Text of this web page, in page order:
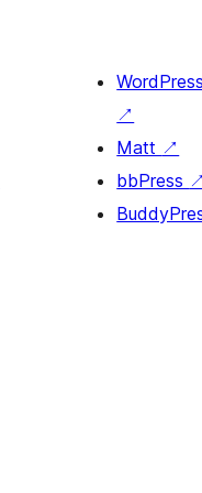
↗
Matt ↗
bbPress ↗